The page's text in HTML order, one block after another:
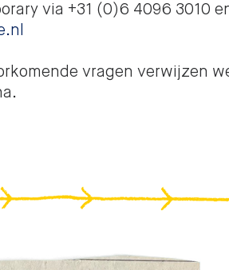
via +31 (0)6 4096 3010
vragen verwijzen